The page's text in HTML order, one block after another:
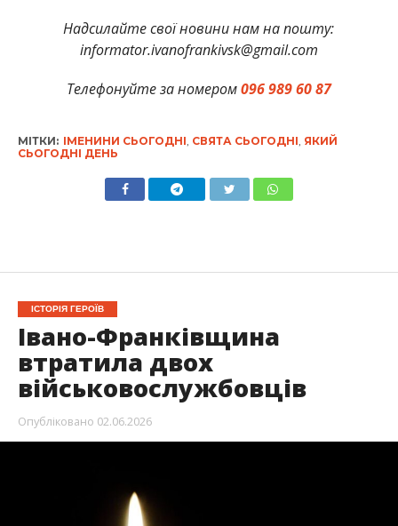
Надсилайте свої новини нам на пошту:
informator.ivanofrankivsk@gmail.com
Телефонуйте за номером096 989 60 87
МІТКИ: ІМЕНИНИ СЬОГОДНІ СВЯТА СЬОГОДНІ ЯКИЙ
СЬОГОДНІ ДЕНЬ
ІСТОРІЯ ГЕРОЇВ
Івано-Франківщина
втратила двох
військовослужбовців
Опубліковано 02.06.2026